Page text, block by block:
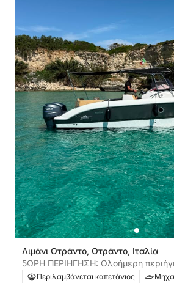
Λιμάνι Οτράντο, Οτράντο, Ιταλία
5ΩΡΗ ΠΕΡΙΗΓΗΣΗ: Ολοήμερη
και νότιες ακτές με γκουρμέ γεύμα
Περιλαμβάνεται καπετάνιος